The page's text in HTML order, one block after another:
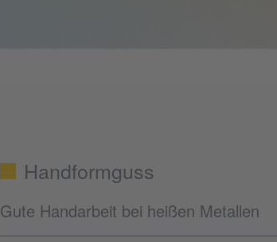
Handformguss
Gute Handarbeit bei heißen Metallen